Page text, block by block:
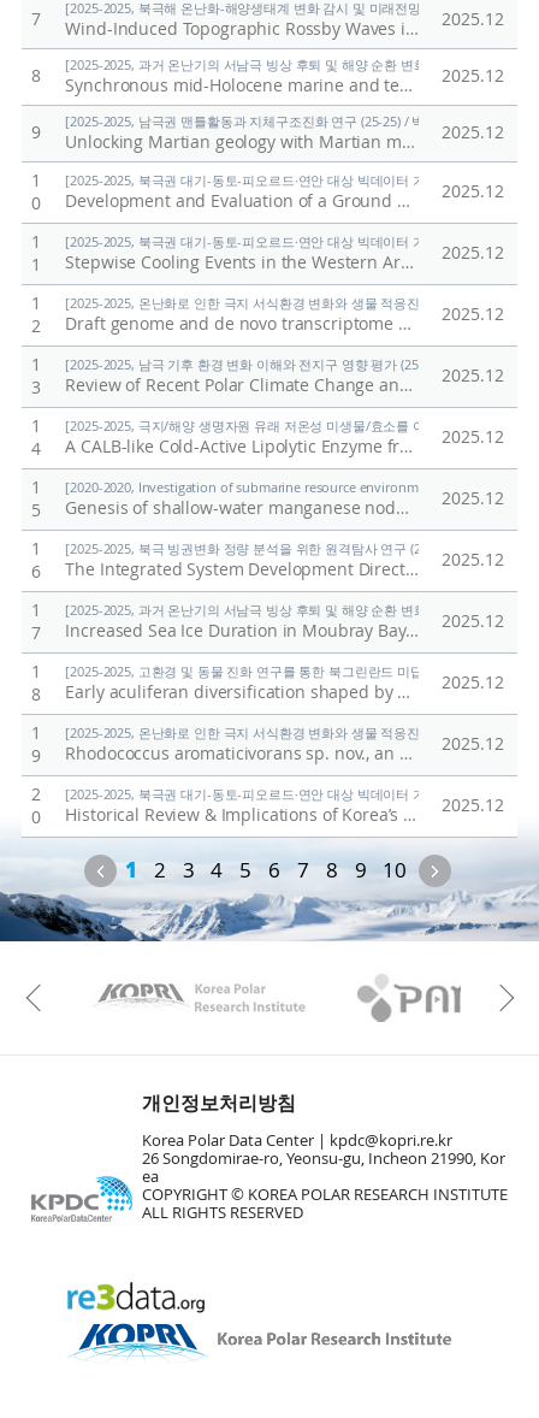
7
[2025-2025, 북극해 온난화-해양생태계 변화 감시 및 미래전망 연구 (25-25) / 양은
Wind-Induced Topographic Rossby Waves in the Southwestern Slope of the Chukchi Abyssal Plain 2025.12
8
[2025-2025, 과거 온난기의 서남극 빙상 후퇴 및 해양 순환 변화 연구 (25-25) / 유
Synchronous mid-Holocene marine and terrestrial deglaciation in the Ross Sea, Antarctica 2025.12
9
[2025-2025, 남극권 맨틀활동과 지체구조진화 연구 (25-25) / 박숭현]
Unlocking Martian geology with Martian meteorites /
2025.12
1
0
[2025-2025, 북극권 대기-동토-피오르드·연안 대상 빅데이터 기반 기후변화 대응
Development and Evaluation of a Ground CO2 Measurement System 2025.12
1
1
[2025-2025, 북극권 대기-동토-피오르드·연안 대상 빅데이터 기반 기후변화 대응
Stepwise Cooling Events in the Western Arctic at 8.2 and 4.2 ka: Proxy Development and Application 2025.12
1
2
[2025-2025, 온난화로 인한 극지 서식환경 변화와 생물 적응진화 연구 (25-25) / 김
Draft genome and de novo transcriptome assembly of the Antarctic marine flatworm Obrimoposthia wandeli 2025.12
1
3
[2025-2025, 남극 기후 환경 변화 이해와 전지구 영향 평가 (25-25) / 정의석]
Review of Recent Polar Climate Change and Its Impact 2025.12
1
4
[2025-2025, 극지/해양 생명자원 유래 저온성 미생물/효소를 이용한 환경유해물
A CALB-like Cold-Active Lipolytic Enzyme from Pseudonocardia antarctica: Expression, Biochemical Characterization, and AlphaFold-Guided Dynamics 2025.12
1
5
[2020-2020, Investigation of submarine resource environment and seabed
Genesis of shallow-water manganese nodules with uniquely high Mn/Fe ratios 2025.12
1
6
[2025-2025, 북극 빙권변화 정량 분석을 위한 원격탐사 연구 (25-25) / 김현철]
The Integrated System Development Direction for Expanding the Application of Polar Spatial Information 2025.12
1
7
[2025-2025, 과거 온난기의 서남극 빙상 후퇴 및 해양 순환 변화 연구 (25-25) / 유
Increased Sea Ice Duration in Moubray Bay, Northwest Ross Sea Linked to Early Holocene Wind Strength 2025.12
1
8
[2025-2025, 고환경 및 동물 진화 연구를 통한 북그린란드 미답지 진출 (25-25) / 박
Early aculiferan diversification shaped by Ægir-Iapetus palaeogeography: Insights from North Greenland (Cambrian Series 2, Stage 4) 2025.12
1
9
[2025-2025, 온난화로 인한 극지 서식환경 변화와 생물 적응진화 연구 (25-25) / 김
Rhodococcus aromaticivorans sp. nov., an o-xylene degrading bacterium, and evidence supporting reclassification of Rhodococcus jostii RHA1 2025.12
2
0
[2025-2025, 북극권 대기-동토-피오르드·연안 대상 빅데이터 기반 기후변화 대응
Historical Review & Implications of Korea’s Arctic Sea Route Policy 2025.12
Previous
1 2 3 4 5 6 7 8 9 10
KAOS Kopri
Previous
개인정보처리방침
Korea Polar Data Center |
kpdc@kopri.re.kr
26 Songdomirae-ro, Yeonsu-gu, Incheon 21990, Kor
ea
COPYRIGHT © KOREA POLAR RESEARCH INSTITUTE
ALL RIGHTS RESERVED